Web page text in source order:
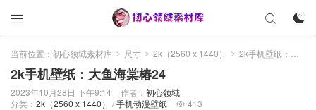
 

当前位置： 初心领域素材库 > 尺寸 > 2k（2560 x 1440） > 2k手机壁纸：大鱼海棠椿24
2k手机壁纸：大鱼海棠椿24
2023年10月28日 下午9:14 作者： 初心领域
分类： 2k（2560 x 1440） /手机动漫壁纸  413